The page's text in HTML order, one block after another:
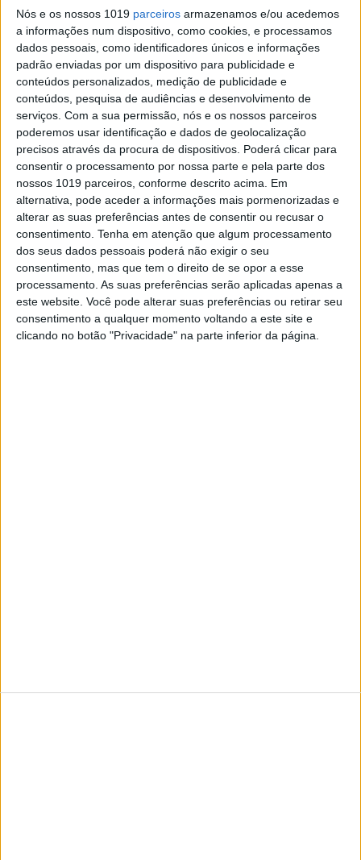
Nós e os nossos 1019 parceiros armazenamos e/ou acedemos
a informações num dispositivo, como cookies, e processamos
dados pessoais, como identificadores únicos e informações
padrão enviadas por um dispositivo para publicidade e
conteúdos personalizados, medição de publicidade e
conteúdos, pesquisa de audiências e desenvolvimento de
serviços. Com a sua permissão, nós e os nossos parceiros
poderemos usar identificação e dados de geolocalização
precisos através da procura de dispositivos. Poderá clicar para
consentir o processamento por nossa parte e pela parte dos
nossos 1019 parceiros, conforme descrito acima. Em
alternativa, pode aceder a informações mais pormenorizadas e
alterar as suas preferências antes de consentir ou recusar o
consentimento. Tenha em atenção que algum processamento
dos seus dados pessoais poderá não exigir o seu
consentimento, mas que tem o direito de se opor a esse
processamento. As suas preferências serão aplicadas apenas a
este website. Você pode alterar suas preferências ou retirar seu
consentimento a qualquer momento voltando a este site e
clicando no botão "Privacidade" na parte inferior da página.
EXAME INFORMÁTICA
Embalagens de TVs lifestyle da
Samsung vão ganhar segunda vida
As caixas dos televisores The Sero, The Serif e
The Frame vão passar a fazer parte de uma
iniciativa ecológica da marca coreana
Exame Informática
Visão Visão Se7e